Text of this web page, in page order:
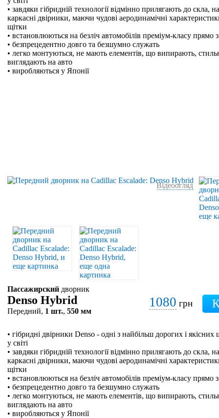
• завдяки гібридній технології відмінно прилягають до скла,
каркасні двірники, маючи чудові аеродинамічні
щітки
• встановлюються на безліч автомобілів преміум-класу прямо
• безпрецедентно довго та безшумно служать
• легко монтуються, не мають елементів, що випирають,
виглядають на авто
• виробляються у Японії
Відеоогляд
Пассажирский дворник
Denso Hybrid
Передний, 1 шт., 550 мм
1080 грн
• гібридні двірники Denso - одні з найбільш дорогих і
у світі
• завдяки гібридній технології відмінно прилягають до скла,
каркасні двірники, маючи чудові аеродинамічні
щітки
• встановлюються на безліч автомобілів преміум-класу прямо
• безпрецедентно довго та безшумно служать
• легко монтуються, не мають елементів, що випирають,
виглядають на авто
• виробляються у Японії